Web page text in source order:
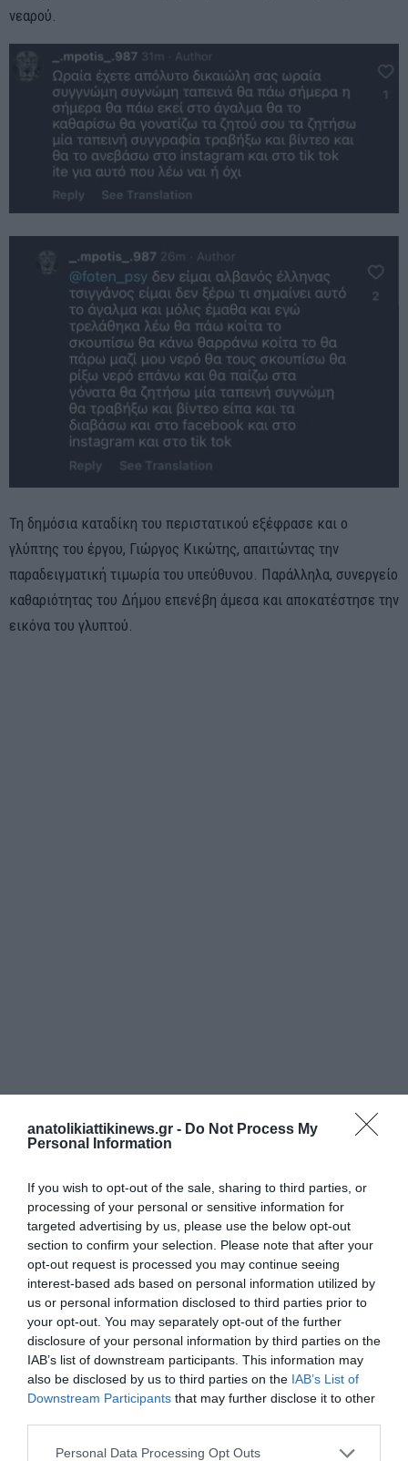
anatolikiattikinews.gr - Do Not Process My
Personal Information
If you wish to opt-out of the sale, sharing to third parties, or
processing of your personal or sensitive information for
targeted advertising by us, please use the below opt-out
section to confirm your selection. Please note that after your
opt-out request is processed you may continue seeing
interest-based ads based on personal information utilized by
us or personal information disclosed to third parties prior to
your opt-out. You may separately opt-out of the further
disclosure of your personal information by third parties on the
IAB’s list of downstream participants. This information may
also be disclosed by us to third parties on the IAB’s List of
Downstream Participants that may further disclose it to other
Personal Data Processing Opt Outs
νεαρού.
Τη δημόσια καταδίκη του περιστατικού εξέφρασε και ο
γλύπτης του έργου, Γιώργος Κικώτης, απαιτώντας την
παραδειγματική τιμωρία του υπεύθυνου. Παράλληλα, συνεργείο
καθαριότητας του Δήμου επενέβη άμεσα και αποκατέστησε την
εικόνα του γλυπτού.
Typos Thes
ΠΡΟΗΓΟΎΜΕΝΗ ΑΝΆΡΤΗΣΗ
Καίτη Γκρέυ: Οι σταθμοί της ζωής της βασίλισσας του λαϊκού
τραγουδιού
ΕΠΌΜΕΝΗ ΑΝΆΡΤΗΣΗ
Amazon: Μετά από δύο Ατυχήματα Διακόπτει τo drone
delivery
ΣΧΕΤΙΚΈΣ ΑΝΑΡΤΉΣΕΙΣ